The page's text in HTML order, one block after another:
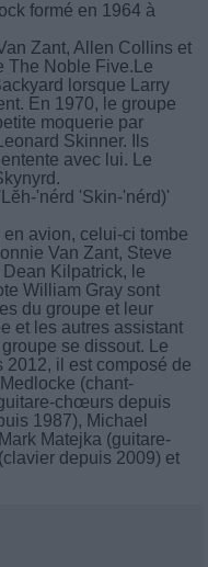
formé en 1964 à
Zant, Allen Collins et
The Noble Five.Le
lorsque Larry
En 1970, le groupe
moquerie par
Skinner. Ils
avec lui. Le
'nérd 'Skin-'nérd)'
en avion, celui-ci tombe
Van Zant, Steve
Kilpatrick, le
William Gray sont
du groupe et leur
et les autres assistant
se dissout. Le
il est composé de
(chant-
chœurs depuis
1987), Michael
Matejka (guitare-
depuis 2009) et